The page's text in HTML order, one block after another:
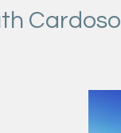
Cardoso